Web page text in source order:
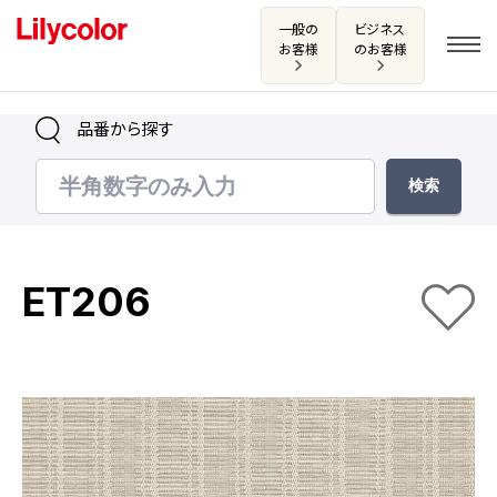
一般の
お客様
ビジネス
のお客様
ログイン・新規会員登録
お気に入り
商品を探す
商品を探す トップ
壁紙
カタログ一覧
品番から探す
ET206